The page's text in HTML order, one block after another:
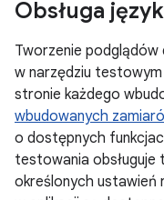
Obsługa
Tworzenie
w narzędziu
stronie każdego
wbudowanych
o dostępnych
testowania obsługuje
określonych ustawień